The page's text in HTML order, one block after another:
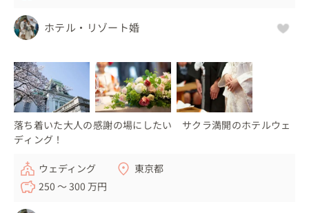
ホテル・リゾート婚
落ち着いた大人の感謝の場にしたい サクラ満開のホテルウェ
ディング！
ウェディング
東京都
250 〜 300 万円